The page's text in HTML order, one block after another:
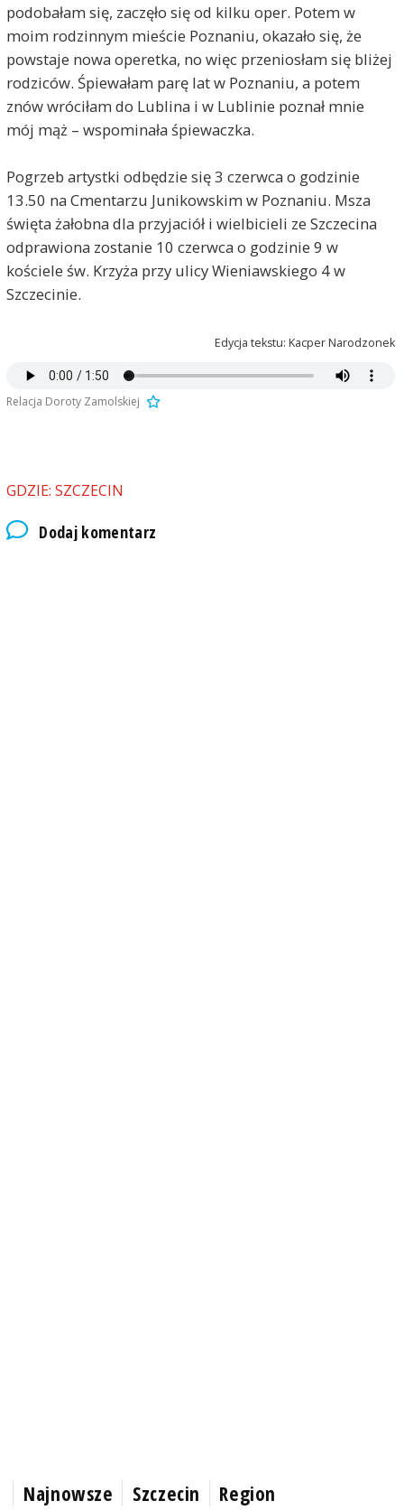
podobałam się, zaczęło się od kilku oper. Potem w
moim rodzinnym mieście Poznaniu, okazało się, że
powstaje nowa operetka, no więc przeniosłam się bliżej
rodziców. Śpiewałam parę lat w Poznaniu, a potem
znów wróciłam do Lublina i w Lublinie poznał mnie
mój mąż – wspominała śpiewaczka.
Pogrzeb artystki odbędzie się 3 czerwca o godzinie
13.50 na Cmentarzu Junikowskim w Poznaniu. Msza
święta żałobna dla przyjaciół i wielbicieli ze Szczecina
odprawiona zostanie 10 czerwca o godzinie 9 w
kościele św. Krzyża przy ulicy Wieniawskiego 4 w
Szczecinie.
Edycja tekstu: Kacper Narodzonek
Relacja Doroty Zamolskiej
GDZIE: SZCZECIN
Dodaj komentarz
Najnowsze Szczecin Region